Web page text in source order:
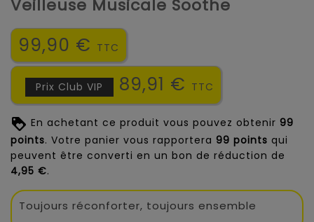
Veilleuse Musicale Soothe
99,90 € TTC
Prix Club VIP 89,91 € TTC
En achetant ce produit vous pouvez obtenir 99
points. Votre panier vous rapportera 99 points qui
peuvent être converti en un bon de réduction de
4,95 €.
Toujours réconforter, toujours ensemble